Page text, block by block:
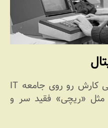
عزرائیل انگار بصورت تخصصی کارش رو روی جامعه IT
مثل «ریچی» فقید سر و